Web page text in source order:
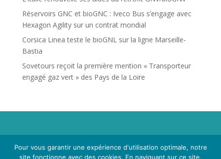
Réservoirs GNC et bioGNC : Iveco Bus s’engage avec
Hexagon Agility sur un contrat mondial
Corsica Linea teste le bioGNL sur la ligne Marseille-
Bastia
Sovetours reçoit la première mention « Transporteur
engagé gaz vert » des Pays de la Loire
Propriété de Territoire d'Energie Lot-et-Garonne. Voir
Mentions LégalesetPolitique de Confidentialité.
Pour vous garantir une expérience d'utilisation optimale, notre
site fonctionne avec des cookies. En naviguant sur ce site,